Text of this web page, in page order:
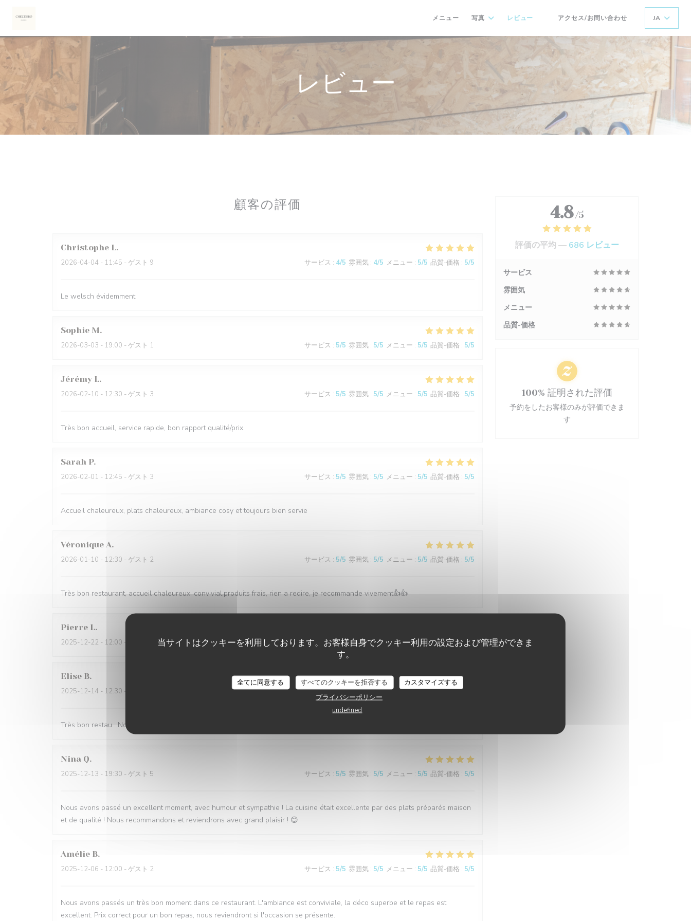
当サイトはクッキーを利用しております。お客様自身でクッキー利用の設定および管理ができま
す。
全てに同意する すべてのクッキーを拒否する
カスタマイズする
プライバシーポリシー
undefined
メニュー 写真 レビュー
((新しいウィンドウで開きます))
アクセス/お問い合わせ JA
レビュー
顧客の評価
Christophe L
2026-04-04 - 11:45 - ゲスト 9 サービス : 4/5 雰囲気 : 4/5 メニュー : 5/5 品質-価格 : 5/5
Le welsch évidemment.
Sophie M
2026-03-03 - 19:00 - ゲスト 1 サービス : 5/5 雰囲気 : 5/5 メニュー : 5/5 品質-価格 : 5/5
Jérémy L
2026-02-10 - 12:30 - ゲスト 3 サービス : 5/5 雰囲気 : 5/5 メニュー : 5/5 品質-価格 : 5/5
Très bon accueil, service rapide, bon rapport qualité/prix.
Sarah P
2026-02-01 - 12:45 - ゲスト 3 サービス : 5/5 雰囲気 : 5/5 メニュー : 5/5 品質-価格 : 5/5
Accueil chaleureux, plats chaleureux, ambiance cosy et toujours bien servie
Véronique A
2026-01-10 - 12:30 - ゲスト 2 サービス : 5/5 雰囲気 : 5/5 メニュー : 5/5 品質-価格 : 5/5
Très bon restaurant, accueil chaleureux, convivial,produits frais, rien a redire, je recommande vivement👍👍
Pierre L
2025-12-22 - 12:00 - ゲスト 6 サービス:5/5 雰囲気:4/5 メニュー: 4/5 品質-価格:4/5
Elise B
2025-12-14 - 12:30 - ゲスト 3 サービス:5/5 雰囲気:5/5 メニュー:5/5 品質-価格:
Très bon restau . Nous nous sommes régalé. La patron est très gentil Je recommande
Nina Q
2025-12-13 - 19:30 - ゲスト 5 サービス : 5/5 雰囲気 : 5/5 メニュー : 5/5 品質-価格 : 5/5
Nous avons passé un excellent moment, avec humour et sympathie ! La cuisine était excellente par des plats préparés maison
et de qualité ! Nous recommandons et reviendrons avec grand plaisir ! 😊
Amélie B
2025-12-06 - 12:00 - ゲスト 2 サービス : 5/5 雰囲気 : 5/5 メニュー : 5/5 品質-価格 : 5/5
Nous avons passés un très bon moment dans ce restaurant. L'ambiance est conviviale, la déco superbe et le repas est
excellent. Prix correct pour un bon repas, nous reviendront si l'occasion se présente.
4.8 /5
評価の平均 — 686 レビュー
サービス
雰囲気
メニュー
品質-価格
100% 証明された評価
予約をしたお客様のみが評価できま
す